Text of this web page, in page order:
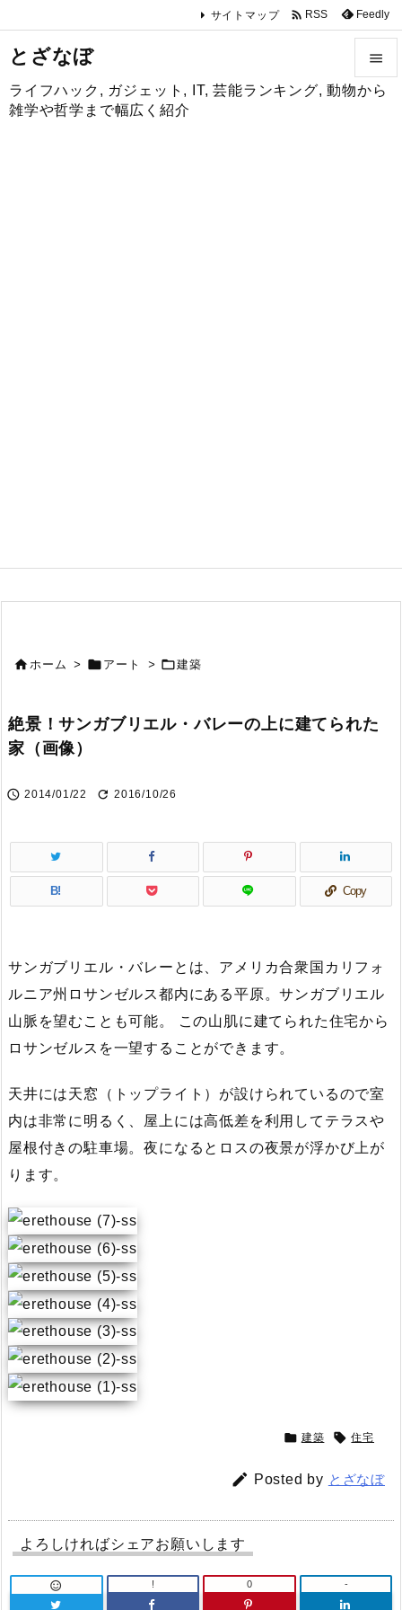
とざなぼ
ライフハック, ガジェット, IT, 芸能ランキング, 動物から
雑学や哲学まで幅広く紹介


サイトマップ  RSS Feedly
ホーム >  アート > 建築
絶景！サンガブリエル・バレーの上に建てられた
家（画像）
 2014/01/22  2016/10/26
B! Copy
サンガブリエル・バレーとは、アメリカ合衆国カリフォ
ルニア州ロサンゼルス都内にある平原。サンガブリエル
山脈を望むことも可能。 この山肌に建てられた住宅から
ロサンゼルスを一望することができます。
天井には天窓（トップライト）が設けられているので室
内は非常に明るく、屋上には高低差を利用してテラスや
屋根付きの駐車場。夜になるとロスの夜景が浮かび上が
ります。
 建築  住宅
 Posted by とざなぼ
よろしければシェアお願いします
 ! 0 -